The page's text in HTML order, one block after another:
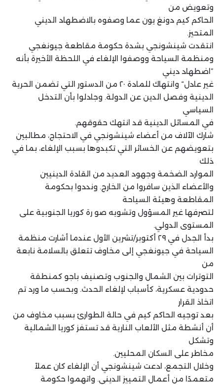
وتعويض من
الحاكم كيم دونغ يون عما وصفوه بالاضطهاد الديني
المتحيز.
انتقدت شينشونجي بشدة حكومة مقاطعة جيونغجي
ومنظمة السياحة ووصفوا الإلغاء في اللحظة الأخيرة بأنه
”اضطهاد ديني
غير عادل“ وانتهاك للمادة ٢٠ من الدستور التي تضمن الحرية
الدينية وفصل الدين عن الدولة. وجادلوا بأن التدخل
السياسي
في المسائل الدينية قد انتهك حقوقهم.
شارك الآلاف من أعضاء شينشونجي في الاحتجاج، مطالبين
بتعويضهم عن الخسائر التي تكبدوها بسبب الإلغاء، بما في
ذلك
الموارد الضخمة وجهود العديد من القادة الدينيين
والأعضاء الذين سافروا من الخارج. ونددوا بحكومة
المقاطعة وهيئة السياحة
لتصرفها غير المسؤول وتشويه صو رة كوريا الجنوبية على
المستوى الدولي.
بدأ الجدل في ٢٩ أكتوبر/تشرين الأول عندما أشارت منظمة
السياحة في جيونغجي إلى مخاوف تتعلق بالسلامة نابعة
من
التوترات بين الشمال والجنوب وتصنيف باجو كمنطقة
حدودية عسكرية، كأسباب لإلغاء الحدث. وبحسب ما ورد تم
اتخاذ القرار
بعد توجيه الحاكم كيم في حالة الطوارئ بسبب مخاوف من
أن أنشطة مثل الألعاب النارية قد تستفز كوريا الشمالية
وتشكل
مخاطر على السكان المحليين.
وخلال التجمع، ادعت شينشونجي أن الإلغاء كان عملاً
متعمدًا من أعمال التمييز الديني. واتهموا حكومة